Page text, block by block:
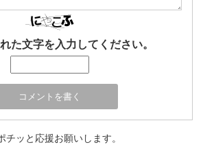
た文字を入力してください。
チッと応援お願いします。